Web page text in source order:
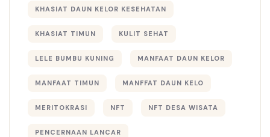
KHASIAT DAUN KELOR KESEHATAN
KHASIAT TIMUN KULIT SEHAT
LELE BUMBU KUNING MANFAAT DAUN KELOR
MANFAAT TIMUN MANFFAT DAUN KELO
MERITOKRASI NFT NFT DESA WISATA
PENCERNAAN LANCAR